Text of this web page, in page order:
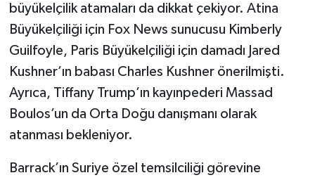
büyükelçilik atamaları da dikkat çekiyor. Atina
Büyükelçiliği için Fox News sunucusu Kimberly
Guilfoyle, Paris Büyükelçiliği için damadı Jared
Kushner’ın babası Charles Kushner önerilmişti.
Ayrıca, Tiffany Trump’ın kayınpederi Massad
Boulos’un da Orta Doğu danışmanı olarak
atanması bekleniyor.
Barrack’ın Suriye özel temsilciliği görevine